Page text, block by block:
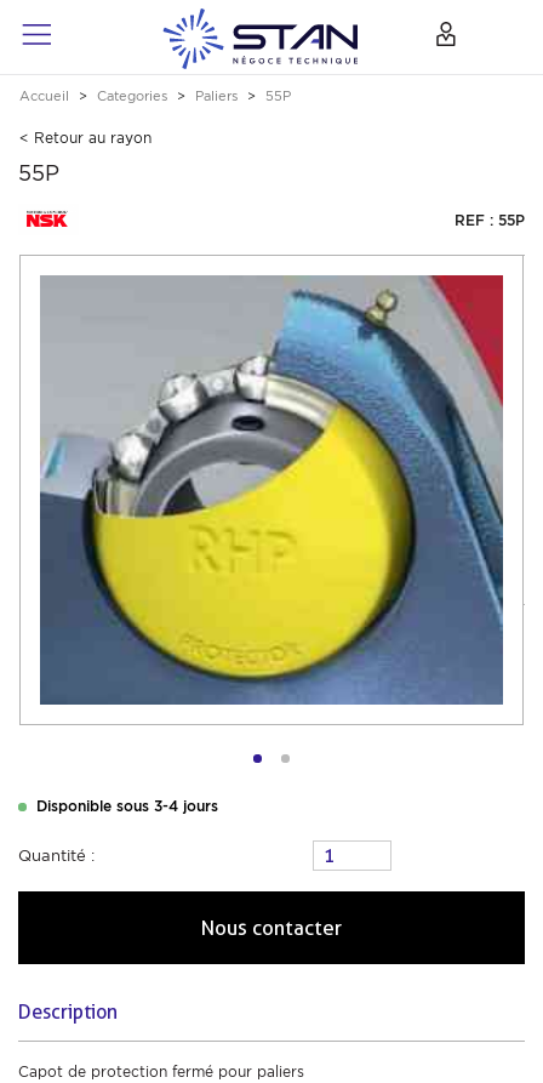
Accueil Categories Paliers 55P
< Retour au rayon
55P
REF : 55P
Disponible sous 3-4 jours
Quantité :
Nous contacter
Description
Capot de protection fermé pour paliers